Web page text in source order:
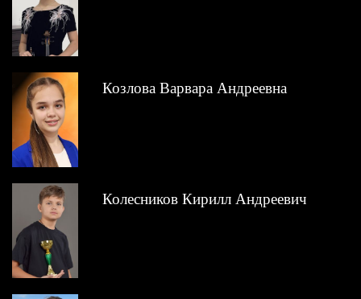
Козлова Варвара Андреевна
Колесников Кирилл Андреевич